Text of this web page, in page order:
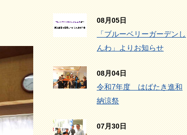
08月05日
「ブルーベリーガーデンし
んわ」よりお知らせ
08月04日
令和7年度 はばたき進和
納涼祭
07月30日